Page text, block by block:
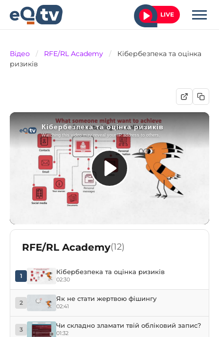
LIVE
Відео / RFE/RL Academy /
Кібербезпека та оцінка
ризиків
RFE/RL Academy(12)
1 Кібербезпека та оцінка ризиків
02:30
2 Як не стати жертвою фішингу
02:41
3 Чи складно зламати твій обліковий запис?
01:32